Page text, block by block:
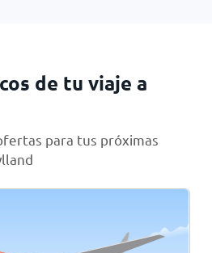
de tu viaje a
para tus próximas